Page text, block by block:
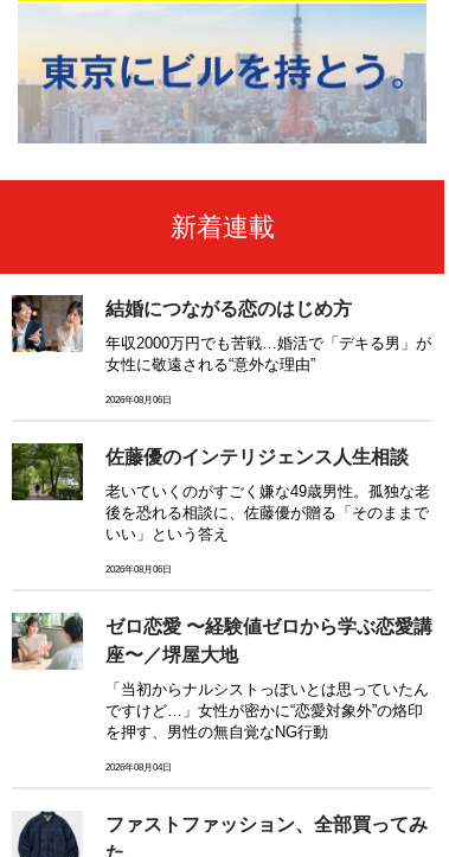
新着連載
結婚につながる恋のはじめ方
年収2000万円でも苦戦…婚活で「デキる男」が
女性に敬遠される“意外な理由”
2026年08月06日
佐藤優のインテリジェンス人生相談
老いていくのがすごく嫌な49歳男性。孤独な老
後を恐れる相談に、佐藤優が贈る「そのままで
いい」という答え
2026年08月06日
ゼロ恋愛 〜経験値ゼロから学ぶ恋愛講
座〜／堺屋大地
「当初からナルシストっぽいとは思っていたん
ですけど…」女性が密かに“恋愛対象外”の烙印
を押す、男性の無自覚なNG行動
2026年08月04日
ファストファッション、全部買ってみ
た